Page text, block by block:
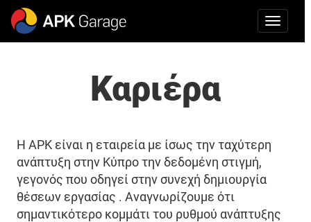
Καριέρα
Η APK είναι η εταιρεία με ίσως την ταχύτερη
ανάπτυξη στην Κύπρο την δεδομένη στιγμή,
γεγονός που οδηγεί στην συνεχή δημιουργία
θέσεων εργασίας . Αναγνωρίζουμε ότι
σημαντικότερο κομμάτι του ρυθμού ανάπτυξης